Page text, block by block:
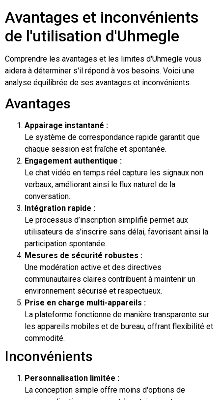
Avantages et inconvénients
de l'utilisation d'Uhmegle
Comprendre les avantages et les limites d'Uhmegle vous
aidera à déterminer s'il répond à vos besoins. Voici une
analyse équilibrée de ses avantages et inconvénients.
Avantages
Appairage instantané :
Le système de correspondance rapide garantit que
chaque session est fraîche et spontanée.
Engagement authentique :
Le chat vidéo en temps réel capture les signaux non
verbaux, améliorant ainsi le flux naturel de la
conversation.
Intégration rapide :
Le processus d’inscription simplifié permet aux
utilisateurs de s’inscrire sans délai, favorisant ainsi la
participation spontanée.
Mesures de sécurité robustes :
Une modération active et des directives
communautaires claires contribuent à maintenir un
environnement sécurisé et respectueux.
Prise en charge multi-appareils :
La plateforme fonctionne de manière transparente sur
les appareils mobiles et de bureau, offrant flexibilité et
commodité.
Inconvénients
Personnalisation limitée :
La conception simple offre moins d'options de